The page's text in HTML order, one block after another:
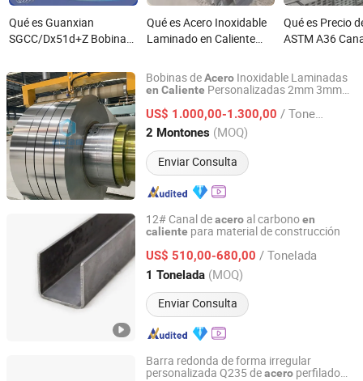
Qué es Guanxian
SGCC/Dx51d+Z Bobina
frío G90 Z275
Galvanizado por
inmersión en caliente
600mm-1500mm Ancho
2mm Grosor de acero
galvanizado
Qué es Acero Inoxidable
Laminado en Caliente
A36 A53 Q235 Q345/201
304 316 Acero en Ángulo
Lados Ranurados
Personalizados Ángulo
de Acero Laminado en
Caliente
Qué es Precio
ASTM A36
galvanizado
dulce laminado
estructural de
Bobinas deAcero Inoxidable Laminadas
en Caliente Personalizadas 2mm 3mm
Inoxidable
US$ 1.000,00-1.300,00 / Tonelada
2 Montones (MOQ)
Enviar Consulta
Shandong Chunhui Metal Products Co., Ltd.
Shandong, China Desde 2026
12# Canal deacero al carbonoen
caliente para material de construcción
US$ 510,00-680,00 / Tonelada
1 Tonelada (MOQ)
Enviar Consulta
Shandong Huazhu Metal Manufacture Co., Ltd.
Shandong, China Desde 2022
Barra redonda de forma irregular
personalizada Q235 deacero perfilado